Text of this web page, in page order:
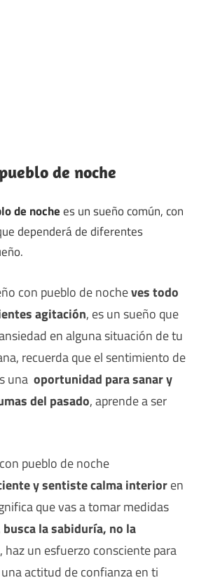
de noche
de nochees un sueño común, con
dependerá de diferentes
con pueblo de nocheves todo
agitación, es un sueño que
en alguna situación de tu
recuerda que el sentimiento de
una oportunidad para sanar y
del pasado, aprende a ser
pueblo de noche
y sentiste calma interioren
que vas a tomar medidas
busca la sabiduría, no la
, haz un esfuerzo consciente para
actitud de confianza en ti